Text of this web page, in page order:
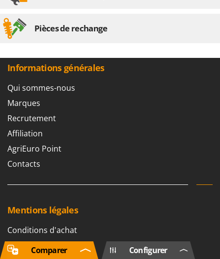
Pièces de rechange
Informations générales
Qui sommes-nous
Marques
Recrutement
Affiliation
AgriEuro Point
Contacts
Mentions légales
Conditions d'achat
Modes de règlement
Configurer
Comparer